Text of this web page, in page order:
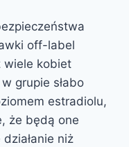
off-label
wiele kobiet
grupie słabo
estradiolu,
że będą one
niż